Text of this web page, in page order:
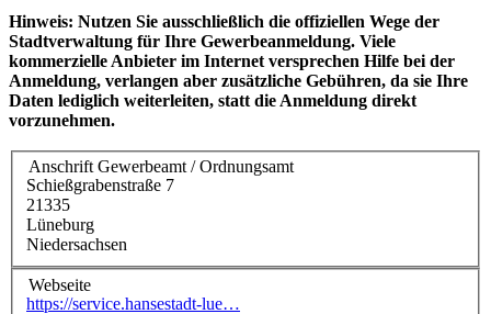
Hinweis: Nutzen Sie ausschließlich die offiziellen Wege der
Stadtverwaltung für Ihre Gewerbeanmeldung. Viele
kommerzielle Anbieter im Internet versprechen Hilfe bei der
Anmeldung, verlangen aber zusätzliche Gebühren, da sie Ihre
Daten lediglich weiterleiten, statt die Anmeldung direkt
vorzunehmen.
Anschrift Gewerbeamt / Ordnungsamt
Schießgrabenstraße 7
21335
Lüneburg
Niedersachsen
Webseite
https://service.hansestadt-lue…